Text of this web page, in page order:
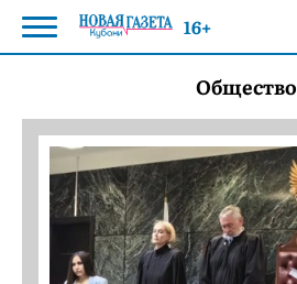
Общество
16+